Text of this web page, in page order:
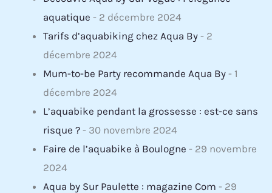
aquatique - 2 décembre 2024
Tarifs d’aquabiking chez Aqua By - 2
décembre 2024
Mum-to-be Party recommande Aqua By - 1
décembre 2024
L’aquabike pendant la grossesse : est-ce sans
risque ? - 30 novembre 2024
Faire de l’aquabike à Boulogne - 29 novembre
2024
Aqua by Sur Paulette : magazine Com - 29